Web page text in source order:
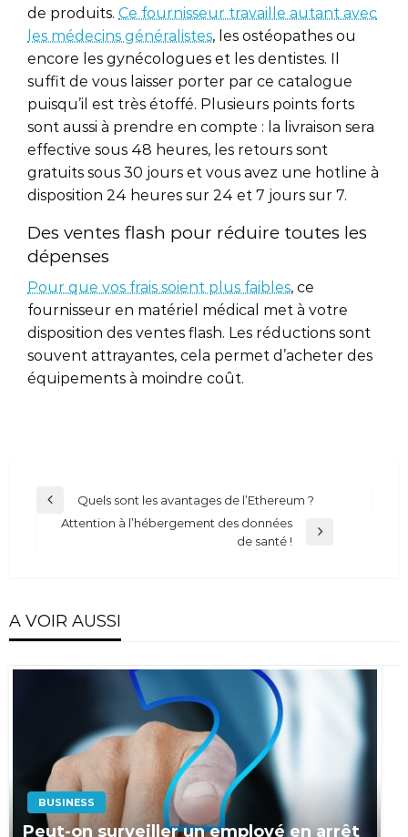
de produits. Ce fournisseur travaille autant avec
les médecins généralistes, les ostéopathes ou
encore les gynécologues et les dentistes. Il
suffit de vous laisser porter par ce catalogue
puisqu’il est très étoffé. Plusieurs points forts
sont aussi à prendre en compte : la livraison sera
effective sous 48 heures, les retours sont
gratuits sous 30 jours et vous avez une hotline à
disposition 24 heures sur 24 et 7 jours sur 7.
Des ventes flash pour réduire toutes les
dépenses
Pour que vos frais soient plus faibles, ce
fournisseur en matériel médical met à votre
disposition des ventes flash. Les réductions sont
souvent attrayantes, cela permet d’acheter des
équipements à moindre coût.
Navigation
Previous
Post
Quels sont les avantages de l’Ethereum ?
Attention à l’hébergement des données
de santé !
A VOIR AUSSI
BUSINESS
Peut-on surveiller un employé en arrêt